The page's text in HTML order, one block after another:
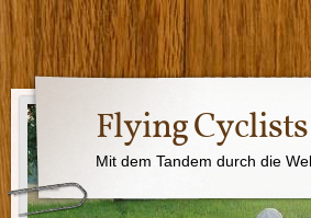
Flying Cyclists
Mit dem Tandem durch die